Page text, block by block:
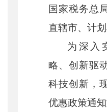
国家税务总
直辖市、计
为深入
略、创新驱
科技创新，
优惠政策通知